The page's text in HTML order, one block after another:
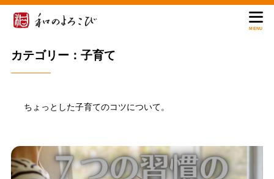
MENU
カテゴリー：子育て
ちょっとした子育てのコツについて。